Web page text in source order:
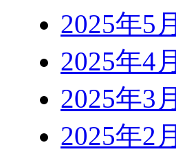
2025年5月
2025年4月
2025年3月
2025年2月